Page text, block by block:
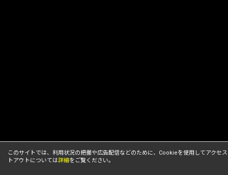
このサイトでは、利用状況の把握や広告配信などのために、Cookieを使用してアク
トアウトについては詳細をご覧ください。